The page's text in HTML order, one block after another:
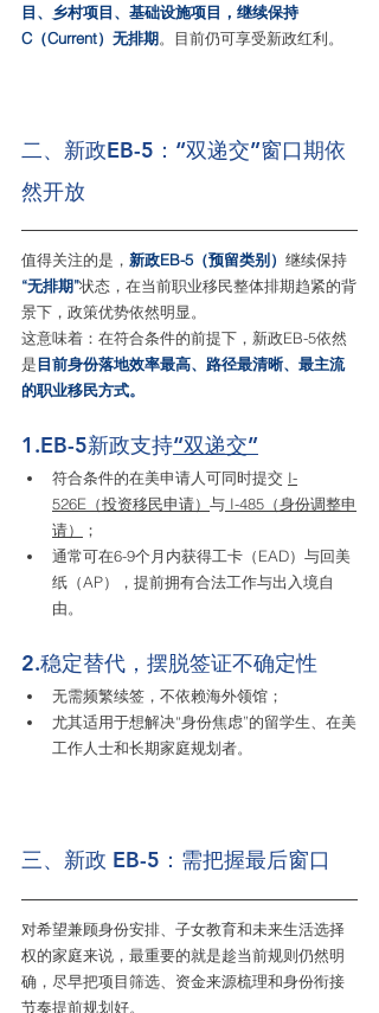
目、乡村项目、基础设施项目，继续保持
C（Current）无排期。目前仍可享受新政红利。
二、新政EB-5：“双递交”窗口期依
然开放
值得关注的是， 新政EB-5（预留类别） 继续保持
“无排期”状态，在当前职业移民整体排期趋紧的背
景下，政策优势依然明显。
这意味着：在符合条件的前提下，新政EB-5依然
是目前身份落地效率最高、路径最清晰、最主流
的职业移民方式。
1.EB-5新政支持“双递交”
符合条件的在美申请人可同时提交 I-
526E（投资移民申请） 与 I-485（身份调整申
请）
；
通常可在6-9个月内获得工卡（EAD）与回美
纸（AP），提前拥有合法工作与出入境自
由。
2.稳定替代，摆脱签证不确定性
无需频繁续签，不依赖海外领馆；
尤其适用于想解决“身份焦虑”的留学生、在美
工作人士和长期家庭规划者。
三、新政 EB-5：需把握最后窗口
对希望兼顾身份安排、子女教育和未来生活选择
权的家庭来说，最重要的就是趁当前规则仍然明
确，尽早把项目筛选、资金来源梳理和身份衔接
节奏提前规划好。